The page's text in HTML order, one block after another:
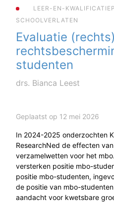
LEER-EN-
SCHOOLVERLATEN
Evaluatie
studenten
drs. Bianca Leest
Geplaatst op 12 mei 2026
In 2024-2025 onderzochten
ResearchNed de effecten
verzamelwetten voor het
versterken positie mbo-
positie mbo-studenten,
de positie van mbo-
aandacht voor kwetsbare